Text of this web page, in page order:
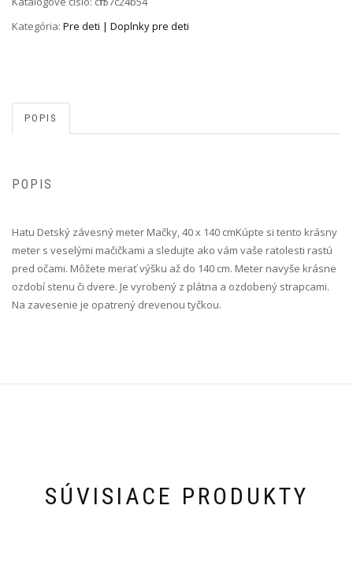
Kategória: Pre deti | Doplnky pre deti
POPIS
POPIS
Hatu Detský závesný meter Mačky, 40 x 140 cm Kúpte si tento krásny
meter s veselými mačičkami a sledujte ako vám vaše ratolesti rastú
pred očami. Môžete merať výšku až do 140 cm. Meter navyše krásne
ozdobí stenu či dvere. Je vyrobený z plátna a ozdobený strapcami.
Na zavesenie je opatrený drevenou tyčkou.
SÚVISIACE PRODUKTY